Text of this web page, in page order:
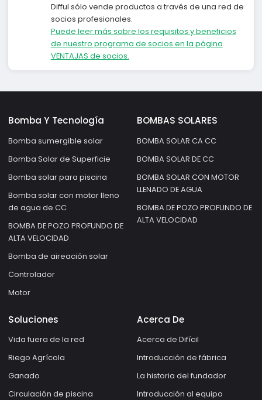
Difful sólo vende productos a través de una red de
socios profesionales.
Puede leer más sobre los requisitos y beneficios
de nuestro programa de socios en la página
VENTAJAS de socios.
Bomba Y Tecnología
Bomba sumergible solar
Bomba Solar de Superficie
Bomba solar para piscina
Bomba solar con motor lleno
de agua de CC
BOMBA DE POZO PROFUNDO DE
ALTA VELOCIDAD
Bomba de aireación solar
Controlador
Motor
BOMBAS SOLARES
BOMBA SOLAR CA CC
BOMBA SOLAR DE CC
BOMBA SOLAR CON MOTOR
LLENADO DE AGUA
BOMBA DE POZO PROFUNDO DE
ALTA VELOCIDAD
Soluciones
Vida fuera de la red
Riego Agrícola
Ganado
Circulación de piscina
Acerca De
Acerca de Difícil
Introducción de fábrica
La historia del fundador
Introducción al equipo